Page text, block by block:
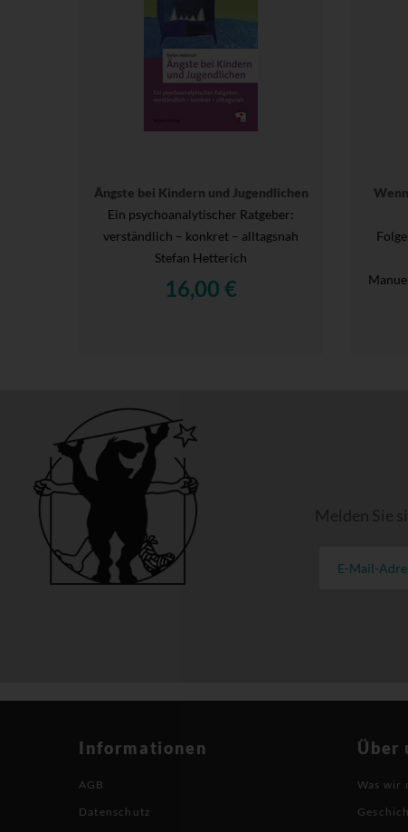
Ängste bei Kindern und Jugendlichen
Ein psychoanalytischer Ratgeber:
verständlich – konkret – alltagsnah
Stefan Hetterich
16,00 €
Melden Sie
Informationen
AGB
Datenschutz
Über
Was wir